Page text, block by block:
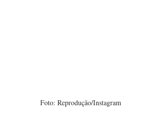
Foto: Reprodução/Instagram